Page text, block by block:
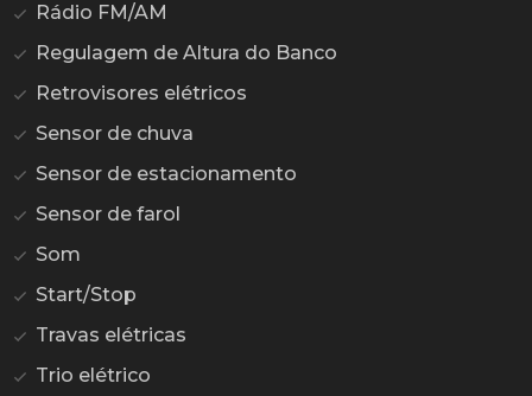
Rádio FM/AM
Regulagem de Altura do Banco
Retrovisores elétricos
Sensor de chuva
Sensor de estacionamento
Sensor de farol
Som
Start/Stop
Travas elétricas
Trio elétrico